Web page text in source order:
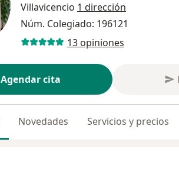
Villavicencio 1 dirección
Núm. Colegiado: 196121
13 opiniones
Agendar cita
Novedades Servicios y precios